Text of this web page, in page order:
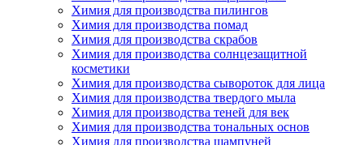
Химия для производства пилингов
Химия для производства помад
Химия для производства скрабов
Химия для производства солнцезащитной
косметики
Химия для производства сывороток для лица
Химия для производства твердого мыла
Химия для производства теней для век
Химия для производства тональных основ
Химия для производства шампуней